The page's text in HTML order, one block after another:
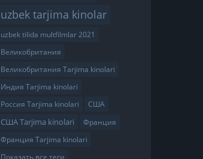
uzbek tarjima kinolar
uzbek tilida multfilmlar 2021
Великобритания
Великобритания Tarjima kinolari
Индия Tarjima kinolari
Россия Tarjima kinolari
США
США Tarjima kinolari
Франция
Франция Tarjima kinolari
Показать все теги